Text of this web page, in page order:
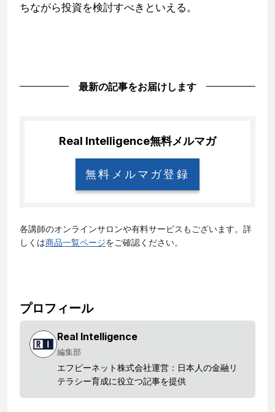
ちながら投資を検討すべきといえる。
最新の記事をお届けします
Real Intelligence無料メルマガ
無料メルマガ登録
各講師のオンラインサロンや有料サービスもございます。詳
しくは商品一覧ページをご確認ください。
プロフィール
Real Intelligence
編集部
エフピーネット株式会社運営：日本人の金融リ
テラシー育成に役立つ記事を提供